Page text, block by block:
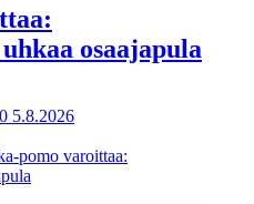
osaajapula
5.8.2026
pomo varoittaa: